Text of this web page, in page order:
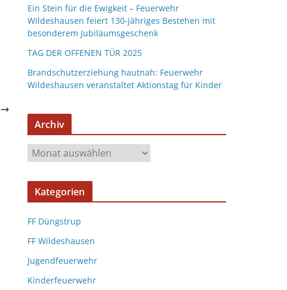
Ein Stein für die Ewigkeit – Feuerwehr
Wildeshausen feiert 130-jähriges Bestehen mit
besonderem Jubiläumsgeschenk
TAG DER OFFENEN TÜR 2025
Brandschutzerziehung hautnah: Feuerwehr
Wildeshausen veranstaltet Aktionstag für Kinder
Archiv
Kategorien
FF Düngstrup
FF Wildeshausen
Jugendfeuerwehr
Kinderfeuerwehr